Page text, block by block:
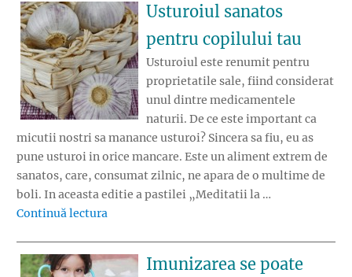
Usturoiul sanatos
pentru copilului tau
Usturoiul este renumit pentru
proprietatile sale, fiind considerat
unul dintre medicamentele
naturii. De ce este important ca
micutii nostri sa manance usturoi? Sincera sa fiu, eu as
pune usturoi in orice mancare. Este un aliment extrem de
sanatos, care, consumat zilnic, ne apara de o multime de
boli. In aceasta editie a pastilei „Meditatii la …
Continuă lectura
Imunizarea se poate